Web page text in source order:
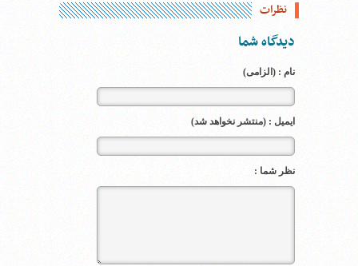
نظرات
دیدگاه شما
نام : (الزامی)
ایمیل : (منتشر نخواهد شد)
نظر شما :